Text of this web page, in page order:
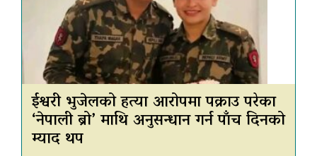
ईश्वरी भुजेलको हत्या आरोपमा पक्राउ परेका
‘नेपाली ब्रो’ माथि अनुसन्धान गर्न पाँच दिनको
म्याद थप